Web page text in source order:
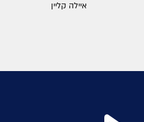
איילה קליין